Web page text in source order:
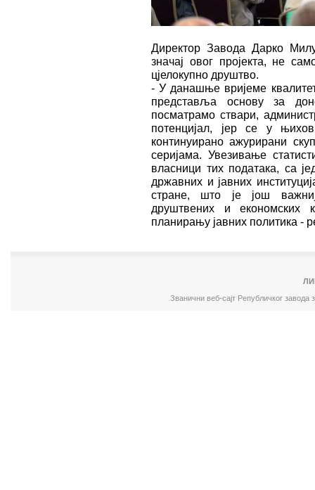
Директор Завода Дарко
значај овог пројекта, не
цјелокупно друштво.
- У данашње вријеме
представља основу за
посматрамо ствари,
потенцијал, јер се у
континуирано ажурирани
серијама. Увезивање
власници тих података, са
државних и јавних
стране, што је још
друштвених и економских
планирању јавних политика -
Званични веб-сајт Републичког